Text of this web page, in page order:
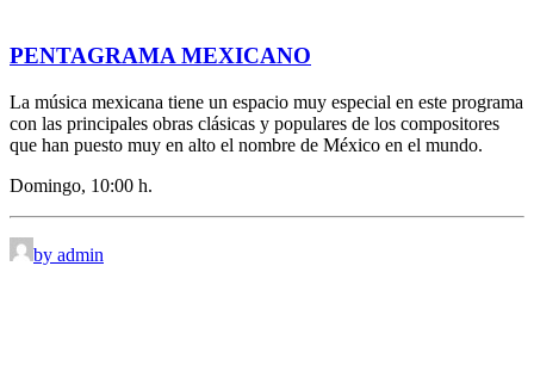
PENTAGRAMA MEXICANO
La música mexicana tiene un espacio muy especial en este programa
con las principales obras clásicas y populares de los compositores
que han puesto muy en alto el nombre de México en el mundo.
Domingo, 10:00 h.
by admin